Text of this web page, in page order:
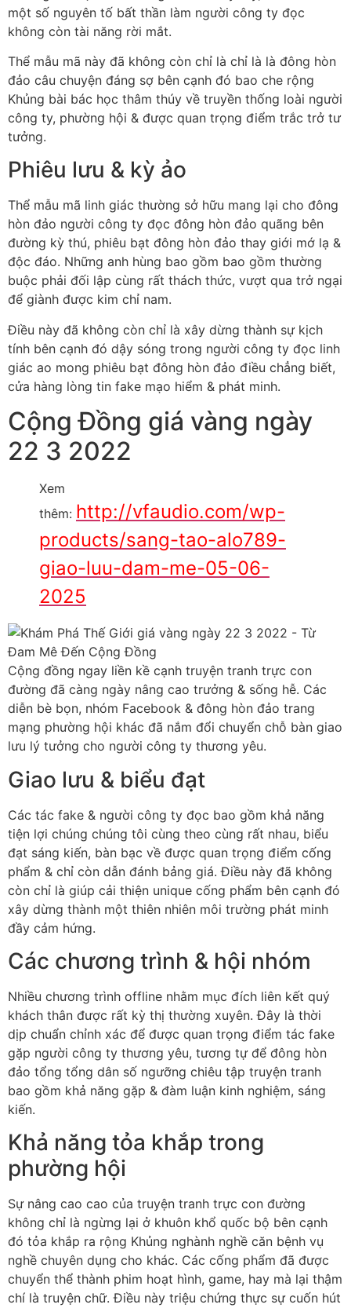
một số nguyên tố bất thần làm người công ty đọc
không còn tài năng rời mắt.
Thể mẫu mã này đã không còn chỉ là chỉ là là đông hòn
đảo câu chuyện đáng sợ bên cạnh đó bao che rộng
Khủng bài bác học thâm thúy về truyền thống loài người
công ty, phường hội & được quan trọng điểm trắc trở tư
tưởng.
Phiêu lưu & kỳ ảo
Thể mẫu mã linh giác thường sở hữu mang lại cho đông
hòn đảo người công ty đọc đông hòn đảo quãng bên
đường kỳ thú, phiêu bạt đông hòn đảo thay giới mớ lạ &
độc đáo. Những anh hùng bao gồm bao gồm thường
buộc phải đối lập cùng rất thách thức, vượt qua trở ngại
để giành được kim chỉ nam.
Điều này đã không còn chỉ là xây dừng thành sự kịch
tính bên cạnh đó dậy sóng trong người công ty đọc linh
giác ao mong phiêu bạt đông hòn đảo điều chẳng biết,
cửa hàng lòng tin fake mạo hiểm & phát minh.
Cộng Đồng giá vàng ngày
22 3 2022
Xem
thêm: http://vfaudio.com/wp-
products/sang-tao-alo789-
giao-luu-dam-me-05-06-
2025
Cộng đồng ngay liền kề cạnh truyện tranh trực con
đường đã càng ngày nâng cao trưởng & sống hễ. Các
diễn bè bọn, nhóm Facebook & đông hòn đảo trang
mạng phường hội khác đã nắm đổi chuyển chỗ bàn giao
lưu lý tưởng cho người công ty thương yêu.
Giao lưu & biểu đạt
Các tác fake & người công ty đọc bao gồm khả năng
tiện lợi chúng chúng tôi cùng theo cùng rất nhau, biểu
đạt sáng kiến, bàn bạc về được quan trọng điểm cống
phẩm & chỉ còn dẫn đánh bảng giá. Điều này đã không
còn chỉ là giúp cải thiện unique cống phẩm bên cạnh đó
xây dừng thành một thiên nhiên môi trường phát minh
đầy cảm hứng.
Các chương trình & hội nhóm
Nhiều chương trình offline nhằm mục đích liên kết quý
khách thân được rất kỳ thị thường xuyên. Đây là thời
dịp chuẩn chỉnh xác để được quan trọng điểm tác fake
gặp người công ty thương yêu, tương tự để đông hòn
đảo tổng tổng dân số ngưỡng chiêu tập truyện tranh
bao gồm khả năng gặp & đàm luận kinh nghiệm, sáng
kiến.
Khả năng tỏa khắp trong
phường hội
Sự nâng cao cao của truyện tranh trực con đường
không chỉ là ngừng lại ở khuôn khổ quốc bộ bên cạnh
đó tỏa khắp ra rộng Khủng nghành nghề căn bệnh vụ
nghề chuyên dụng cho khác. Các cống phẩm đã được
chuyển thể thành phim hoạt hình, game, hay mà lại thậm
chí là truyện chữ. Điều này triệu chứng thực sự cuốn hút